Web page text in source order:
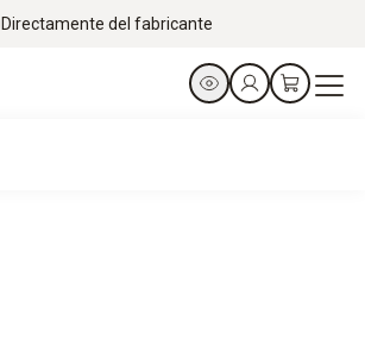
Directamente del fabricante